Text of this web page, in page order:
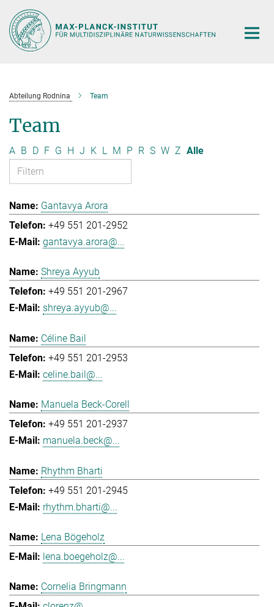
Hauptinhalt
Abteilung Rodnina Team
Team
A B D F G H J K L M P R S W Z Alle
Gantavya Arora
+49 551 201-2952
gantavya.arora@...
Shreya Ayyub
+49 551 201-2967
shreya.ayyub@...
Céline Bail
+49 551 201-2953
celine.bail@...
Manuela Beck-Corell
+49 551 201-2937
manuela.beck@...
Rhythm Bharti
+49 551 201-2945
rhythm.bharti@...
Lena Bögeholz
lena.boegeholz@...
Cornelia Bringmann